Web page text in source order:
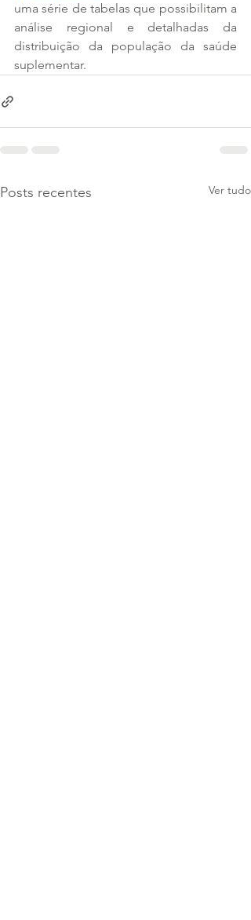
uma série de tabelas que possibilitam a
análise regional e detalhadas da
distribuição da população da saúde
suplementar.
Posts recentes Ver tudo